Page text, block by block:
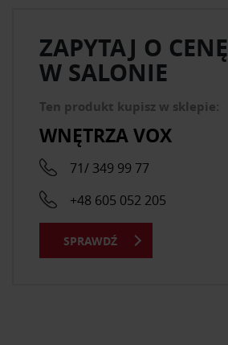
ZAPYTAJ O CENĘ
W SALONIE
Ten produkt kupisz w sklepie:
WNĘTRZA VOX
71/ 349 99 77
+48 605 052 205
SPRAWDŹ